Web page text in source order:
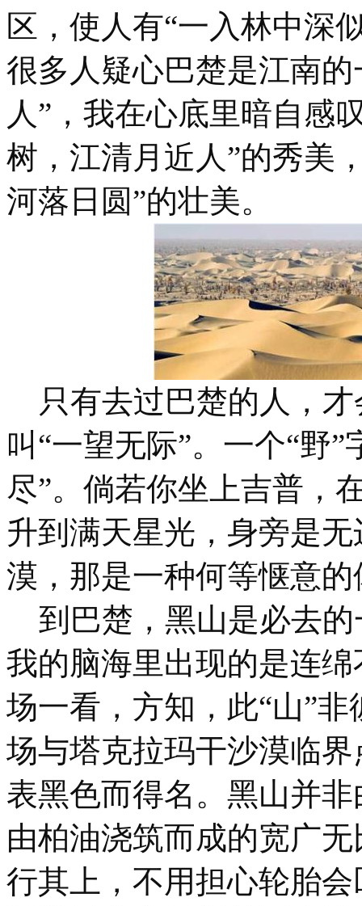
区，使人有“一入林中深
很多人疑心巴楚是江南
人”，我在心底里暗自感
树，江清月近人”的秀美
河落日圆”的壮美。
只有去过巴楚的人，才
叫“一望无际”。一个“野
尽”。倘若你坐上吉普，
升到满天星光，身旁是
漠，那是一种何等惬意的
到巴楚，黑山是必去的
我的脑海里出现的是连
场一看，方知，此“山”
场与塔克拉玛干沙漠临
表黑色而得名。黑山并
由柏油浇筑而成的宽广
行其上，不用担心轮胎